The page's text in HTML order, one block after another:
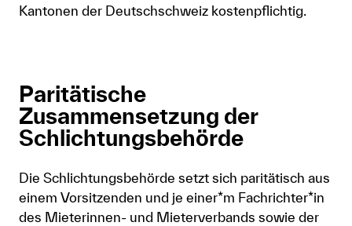
Kantonen der Deutschschweiz kostenpflichtig.
Paritätische
Zusammensetzung der
Schlichtungsbehörde
Die Schlichtungsbehörde setzt sich paritätisch aus
einem Vorsitzenden und je einer*m Fachrichter*in
des Mieterinnen- und Mieterverbands sowie der